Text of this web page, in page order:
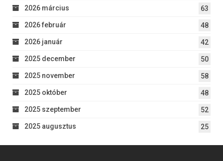
2026 március 63
2026 február 48
2026 január 42
2025 december 50
2025 november 58
2025 október 48
2025 szeptember 52
2025 augusztus 25